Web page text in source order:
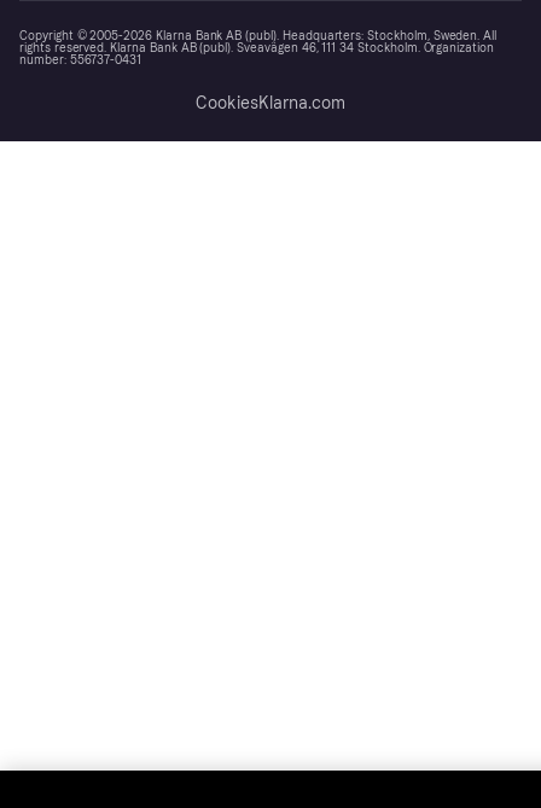
Copyright © 2005-2026 Klarna Bank AB (publ). Headquarters: Stockholm, Sweden. All
rights reserved. Klarna Bank AB (publ). Sveavägen 46, 111 34 Stockholm. Organization
number: 556737-0431
CookiesKlarna.com